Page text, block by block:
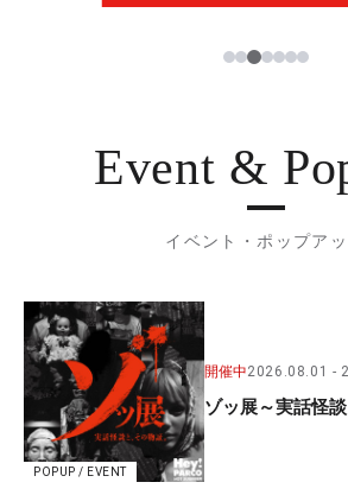
123456
Event &
イベント・ポップア
POPUP / EVENT
開催中2026.08.01
ゾッ展～実話怪